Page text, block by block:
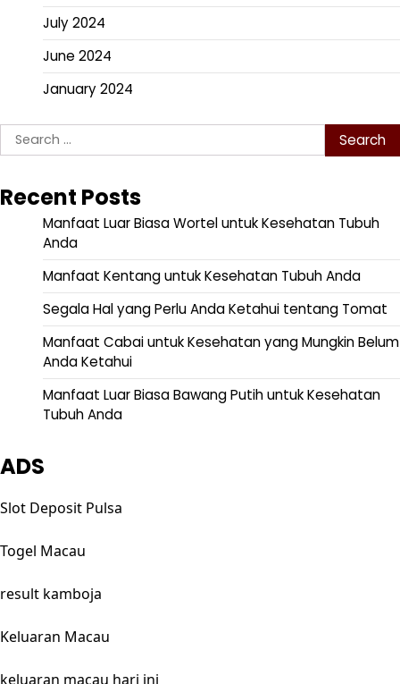
July 2024
June 2024
January 2024
Search
for:
Recent Posts
Manfaat Luar Biasa Wortel untuk Kesehatan Tubuh
Anda
Manfaat Kentang untuk Kesehatan Tubuh Anda
Segala Hal yang Perlu Anda Ketahui tentang Tomat
Manfaat Cabai untuk Kesehatan yang Mungkin Belum
Anda Ketahui
Manfaat Luar Biasa Bawang Putih untuk Kesehatan
Tubuh Anda
ADS
Slot Deposit Pulsa
Togel Macau
result kamboja
Keluaran Macau
keluaran macau hari ini